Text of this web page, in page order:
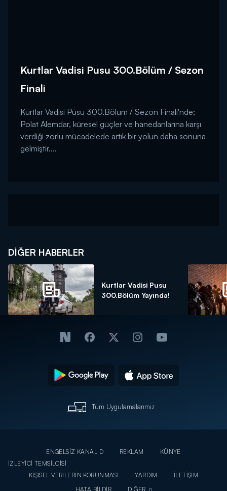
Kurtlar Vadisi Pusu 300.Bölüm / Sezon
Finali
Kurtlar Vadisi Pusu 300.Bölüm / Sezon Finali'nde;
Polat Alemdar, küresel güçler ve hanedanlarına karşı
verdiği zorlu mücadelede artık bir yolun daha sonuna
gelmiştir....
DIĞER HABERLER
Kurtlar Vadisi Pusu
300.Bölüm Yayında!
Tüm Uygulamalarımız
ENGELSİZ KANAL D REKLAM
KÜNYE
İZLEYİCİ TEMSİLCİSİ
KİŞİSEL VERİLERİN KORUNMASI
YARDIM
İLETİŞİM
HATA BİLDİR
DİĞER